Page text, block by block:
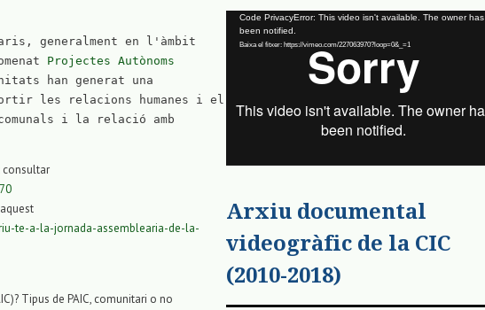
generalment en l'àmbit
Projectes Autònoms
han generat una
les relacions humanes i el
i la relació amb
consultar
te-a-la-jornada-assemblearia-de-la-
Tipus de PAIC, comunitari o no
Reproductor
vídeo
Code PrivacyError: This video isn't available. The owner has
been notified.
Baixa el fitxer: https://vimeo.com/227063970?loop=0&_=1
Arxiu documental
videogràfic de la CIC
(2010-2018)